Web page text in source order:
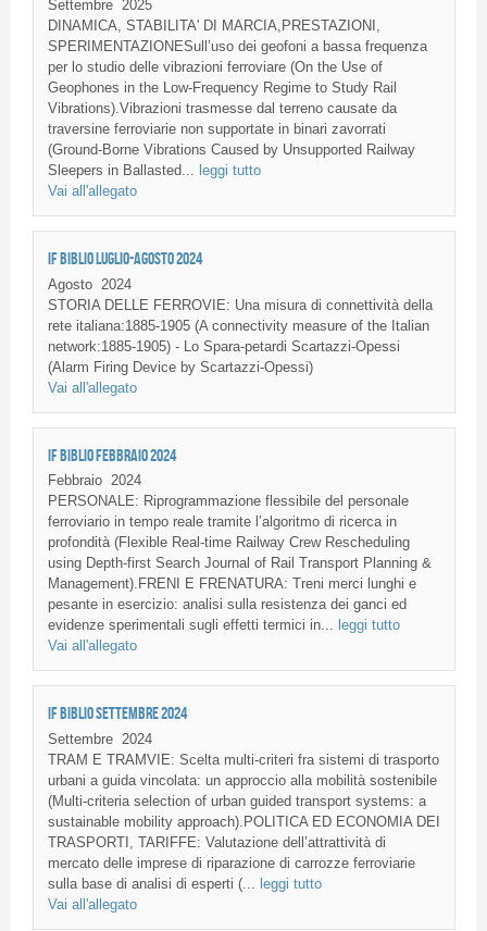
Settembre 2025
DINAMICA, STABILITA' DI MARCIA,PRESTAZIONI,
SPERIMENTAZIONESull’uso dei geofoni a bassa frequenza
per lo studio delle vibrazioni ferroviare (On the Use of
Geophones in the Low-Frequency Regime to Study Rail
Vibrations).Vibrazioni trasmesse dal terreno causate da
traversine ferroviarie non supportate in binari zavorrati
(Ground-Borne Vibrations Caused by Unsupported Railway
Sleepers in Ballasted... leggi tutto
Vai all'allegato
IF BIBLIO LUGLIO-AGOSTO 2024
Agosto
2024
STORIA DELLE FERROVIE: Una misura di connettività della
rete italiana:1885-1905 (A connectivity measure of the Italian
network:1885-1905) - Lo Spara-petardi Scartazzi-Opessi
(Alarm Firing Device by Scartazzi-Opessi)
Vai all'allegato
IF BIBLIO FEBBRAIO 2024
Febbraio 2024
PERSONALE: Riprogrammazione flessibile del personale
ferroviario in tempo reale tramite l’algoritmo di ricerca in
profondità (Flexible Real-time Railway Crew Rescheduling
using Depth-first Search Journal of Rail Transport Planning &
Management).FRENI E FRENATURA: Treni merci lunghi e
pesante in esercizio: analisi sulla resistenza dei ganci ed
evidenze sperimentali sugli effetti termici in... leggi tutto
Vai all'allegato
IF BIBLIO SETTEMBRE 2024
Settembre
2024
TRAM E TRAMVIE: Scelta multi-criteri fra sistemi di trasporto
urbani a guida vincolata: un approccio alla mobilità sostenibile
(Multi-criteria selection of urban guided transport systems: a
sustainable mobility approach).POLITICA ED ECONOMIA DEI
TRASPORTI, TARIFFE: Valutazione dell’attrattività di
mercato delle imprese di riparazione di carrozze ferroviarie
sulla base di analisi di esperti (...
leggi tutto
Vai all'allegato